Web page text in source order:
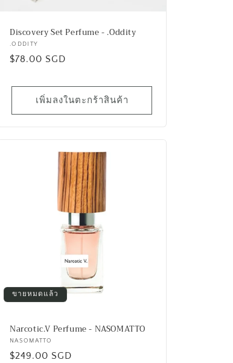
Discovery Set Perfume - .Oddity
เวน
เด
.ODDITY
ราคา
$78.00 SGD
เพิ่มลงในตะกร้าสินค้า
ขายหมดแล้ว
Narcotic.V Perfume - NASOMATTO
เวน
เด
NASOMATTO
ราคา
$249.00 SGD